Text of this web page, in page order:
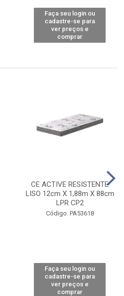
Faça seu login ou
cadastre-se para
ver preços e
comprar
CE ACTIVE RESISTENTE
LISO 12cm X 1,88m X 88cm
LPR CP2
Código: PA53618
Faça seu login ou
cadastre-se para
ver preços e
comprar